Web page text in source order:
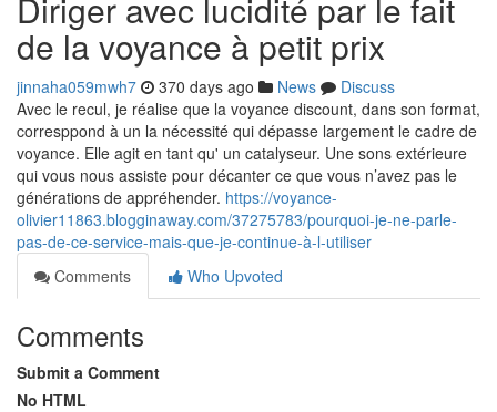
de la voyance à petit prix
jinnaha059mwh7 370 days ago News
Discuss
Avec le recul, je réalise que la voyance discount, dans son format,
corresppond à un la nécessité qui dépasse largement le cadre de
voyance. Elle agit en tant qu' un catalyseur. Une sons extérieure
qui vous nous assiste pour décanter ce que vous n’avez pas le
générations de appréhender. https://voyance-
olivier11863.blogginaway.com/37275783/pourquoi-je-ne-parle-
pas-de-ce-service-mais-que-je-continue-à-l-utiliser
Comments
Who Upvoted
Comments
Submit a Comment
No HTML